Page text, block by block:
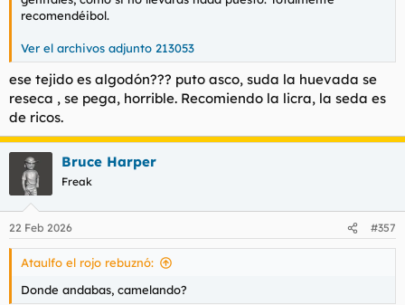
recomendéibol.
Ver el archivos adjunto 213053
ese tejido es algodón??? puto asco, suda la huevada se
reseca , se pega, horrible. Recomiendo la licra, la seda es
de ricos.
Bruce Harper
Freak
22 Feb 2026 #357
Ataulfo el rojo rebuznó:
Donde andabas, camelando?